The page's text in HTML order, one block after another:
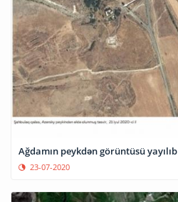
Ağdamın peykdən görüntüsü yayılıb
23-07-2020